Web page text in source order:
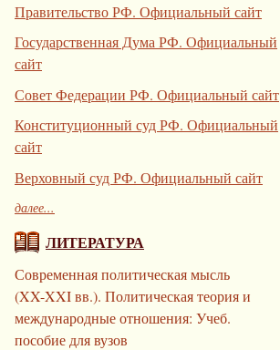
Правительство РФ. Официальный сайт
Государственная Дума РФ. Официальный
сайт
Совет Федерации РФ. Официальный сайт
Конституционный суд РФ. Официальный
сайт
Верховный суд РФ. Официальный сайт
далее...
ЛИТЕРАТУРА
Современная политическая мысль
(XX-XXI вв.). Политическая теория и
международные отношения: Учеб.
пособие для вузов